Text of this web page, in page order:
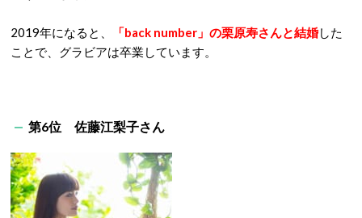
2019年になると、 「back number」の栗原寿さんと結婚した
ことで、グラビアは卒業しています。
第6位 佐藤江梨子さん